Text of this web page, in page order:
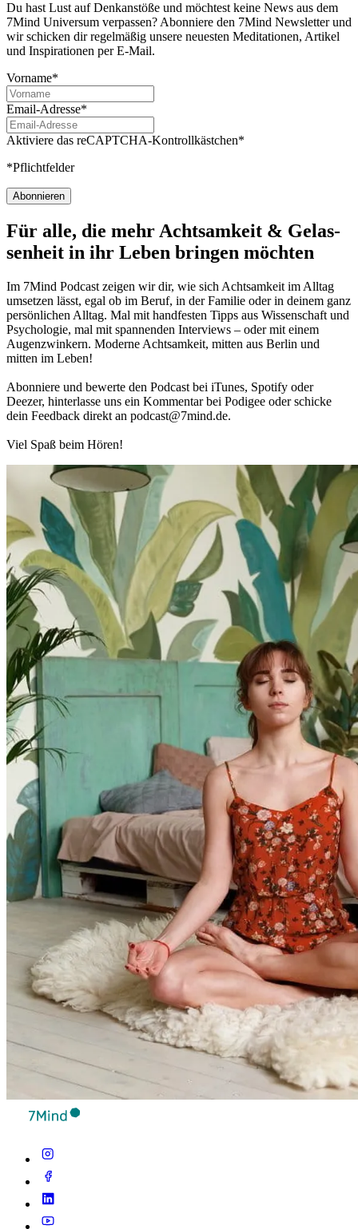
Du hast Lust auf Denkanstöße und möchtest keine News aus dem
7Mind Universum verpassen? Abon­niere den 7Mind News­let­ter und
wir schicken dir regelmäßig unsere neuesten Meditationen, Artikel
und Inspirationen per E-Mail.
Vorname*
Email-Adresse*
Aktiviere das reCAPTCHA-Kontrollkästchen*
*Pflichtfelder
Abonnieren
Für alle, die mehr Acht­sam­keit & Gelas­
sen­heit in ihr Leben brin­gen möch­ten
Im 7Mind Pod­cast zeigen wir dir, wie sich Acht­sam­keit im Alltag
umset­zen lässt, egal ob im Beruf, in der Fami­lie oder in deinem ganz
per­sön­li­chen Alltag. Mal mit hand­fes­ten Tipps aus Wis­sen­schaft und
Psy­cho­lo­gie, mal mit spannenden Interviews – oder mit einem
Augen­zwin­kern. Moderne Acht­sam­keit, mitten aus Berlin und
mitten im Leben!
Abon­niere und bewerte den Pod­cast bei iTunes, Spo­tify oder
Deezer, hin­ter­lasse uns ein Kom­men­tar bei Podigee oder schi­cke
dein Feed­back direkt an podcast@​7​mind.​de.
Viel Spaß beim Hören!